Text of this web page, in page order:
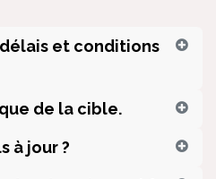
et conditions
de la cible.
à jour ?